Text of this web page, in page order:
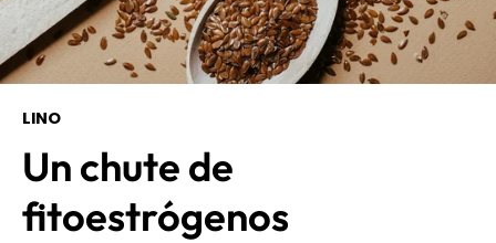
LINO
Un chute de
fitoestrógenos